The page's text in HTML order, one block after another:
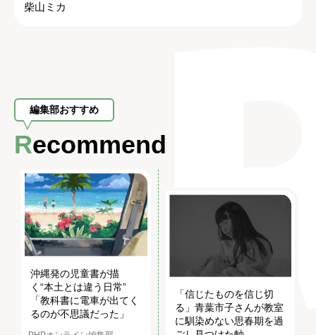
柴山ミカ
編集部おすすめ
Recommend
沖縄発の児童書が描
く“本土とは違う日常”
「教科書に電車が出てく
るのが不思議だった」
「信じたものを信じ切
る」青葉市子さんが教室
に馴染めない思春期を過